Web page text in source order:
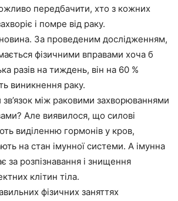
передбачити, хто з кожних
і помре від раку.
За проведеним дослідженням,
фізичними вправами хоча б
разів на тиждень, він на 60 %
виникнення раку.
між раковими захворюваннями
Але виявилося, що силові
виділенню гормонів у кров,
на стан імунної системи. А імунна
за розпізнавання і знищення
клітин тіла.
фізичних заняттях